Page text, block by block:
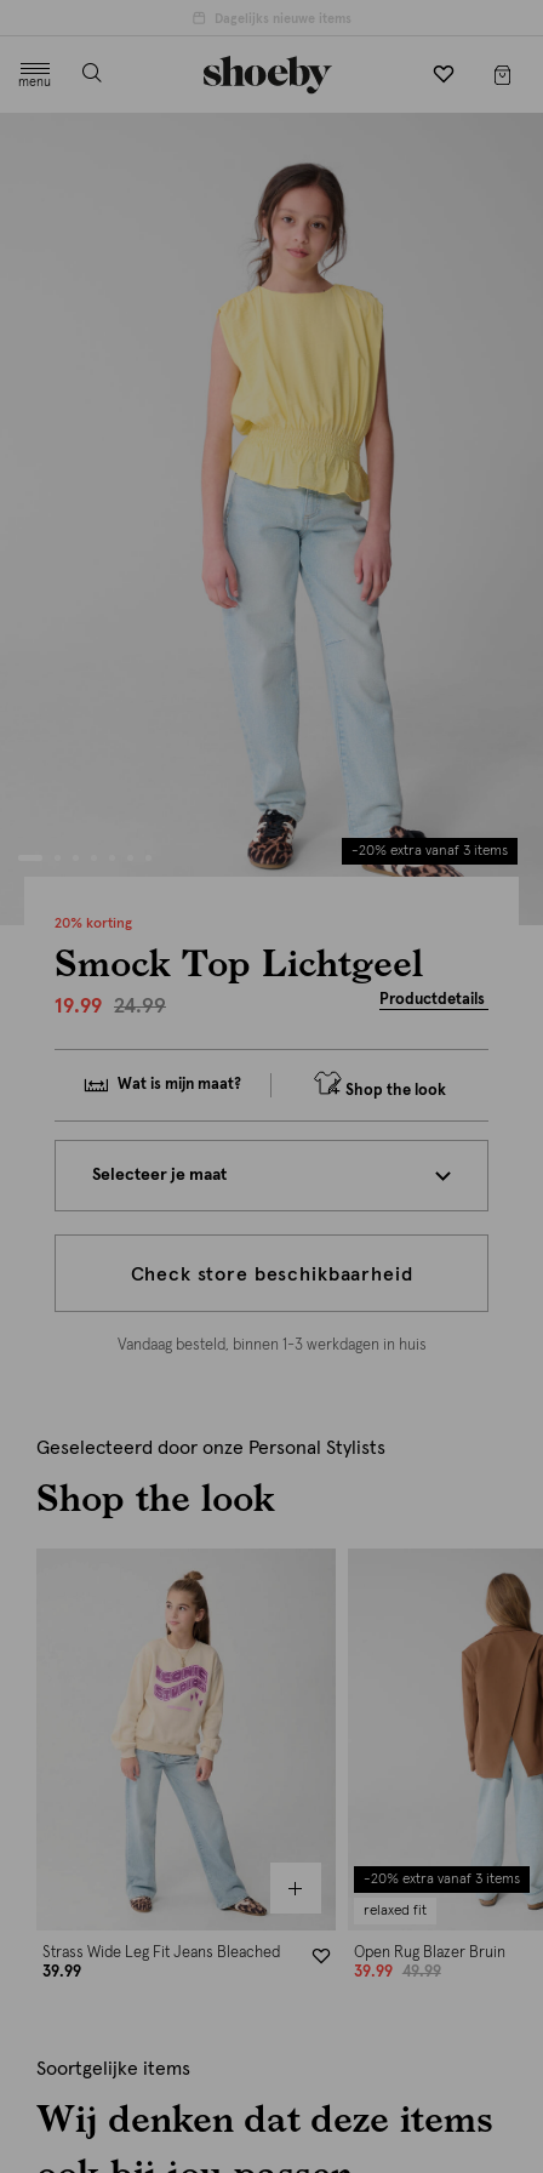
menu
-20% extra vanaf 3 items
20% korting
Smock Top Lichtgeel
19.99 24.99 Productdetails
Wat is mijn maat? Shop the look
Selecteer je maat
Check store beschikbaarheid
Vandaag besteld, binnen 1-3 werkdagen in huis
Geselecteerd door onze Personal Stylists
Shop the look
Strass Wide Leg Fit Jeans Bleached
39.99
-20% extra vanaf 3 items
relaxed fit
Open Rug Blazer Bruin
39.99
49.99
Soortgelijke items
Wij denken dat deze items